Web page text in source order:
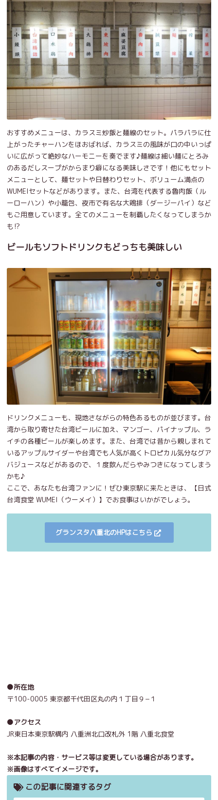
おすすめメニューは、カラスミ炒飯と麺線のセット。パラパラに仕
上がったチャーハンをほおばれば、カラスミの風味が口の中いっぱ
いに広がって絶妙なハーモニーを奏でます♪麺線は細い麺にとろみ
のあるだしスープがからまり癖になる美味しさです！他にもセット
メニューとして、麺セットや日替わりセット、ボリューム満点の
WUMEIセットなどがあります。また、台湾を代表する魯肉飯（ル
ーローハン）や小籠包、夜市で有名な大鶏排（ダージーパイ）など
もご用意しています。全てのメニューを制覇したくなってしまうか
も⁉
ビールもソフトドリンクもどっちも美味しい
ドリンクメニューも、現地さながらの特色あるものが並びます。台
湾から取り寄せた台湾ビールに加え、マンゴー、パイナップル、ラ
イチの各種ビールが楽しめます。また、台湾では昔から親しまれて
いるアップルサイダーや台湾でも人気が高くトロピカル気分なグア
バジュースなどがあるので、１度飲んだらやみつきになってしまう
かも♪
ここで、あなたも台湾ファンに！ぜひ東京駅に来たときは、【日式
台湾食堂 WUMEI（ウーメイ）】でお食事はいかがでしょう。
グランスタ八重北のHPはこちら
●所在地
〒100-0005 東京都千代田区丸の内１丁目９−１
●アクセス
JR東日本東京駅構内 八重洲北口改札外 1階 八重北食堂
※本記事の内容・サービス等は変更している場合があります。
※画像はすべてイメージです。
この記事に関連するタグ